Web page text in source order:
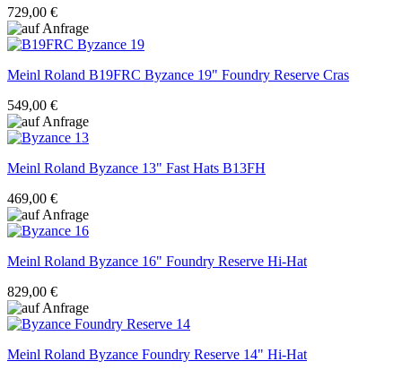
729,00 €
Meinl Roland B19FRC Byzance 19" Foundry Reserve Cras
549,00 €
Meinl Roland Byzance 13" Fast Hats B13FH
469,00 €
Meinl Roland Byzance 16" Foundry Reserve Hi-Hat
829,00 €
Meinl Roland Byzance Foundry Reserve 14" Hi-Hat